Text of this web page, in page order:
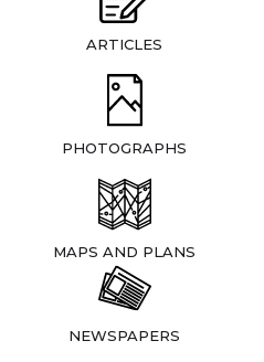
ARTICLES
PHOTOGRAPHS
MAPS AND PLANS
NEWSPAPERS